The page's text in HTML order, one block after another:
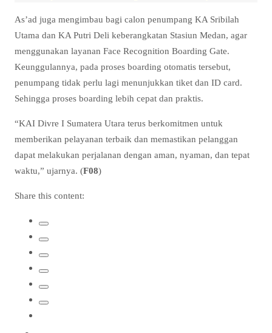
As’ad juga mengimbau bagi calon penumpang KA Sribilah
Utama dan KA Putri Deli keberangkatan Stasiun Medan, agar
menggunakan layanan Face Recognition Boarding Gate.
Keunggulannya, pada proses boarding otomatis tersebut,
penumpang tidak perlu lagi menunjukkan tiket dan ID card.
Sehingga proses boarding lebih cepat dan praktis.
“KAI Divre I Sumatera Utara terus berkomitmen untuk
memberikan pelayanan terbaik dan memastikan pelanggan
dapat melakukan perjalanan dengan aman, nyaman, dan tepat
waktu,” ujarnya. (F08)
Share this content: